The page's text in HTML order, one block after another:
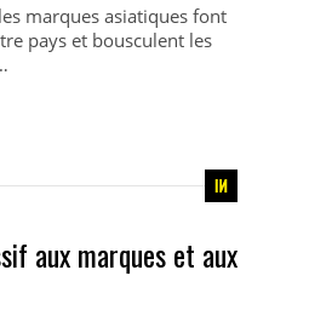
marques asiatiques font
pays et bousculent les
aux marques et aux